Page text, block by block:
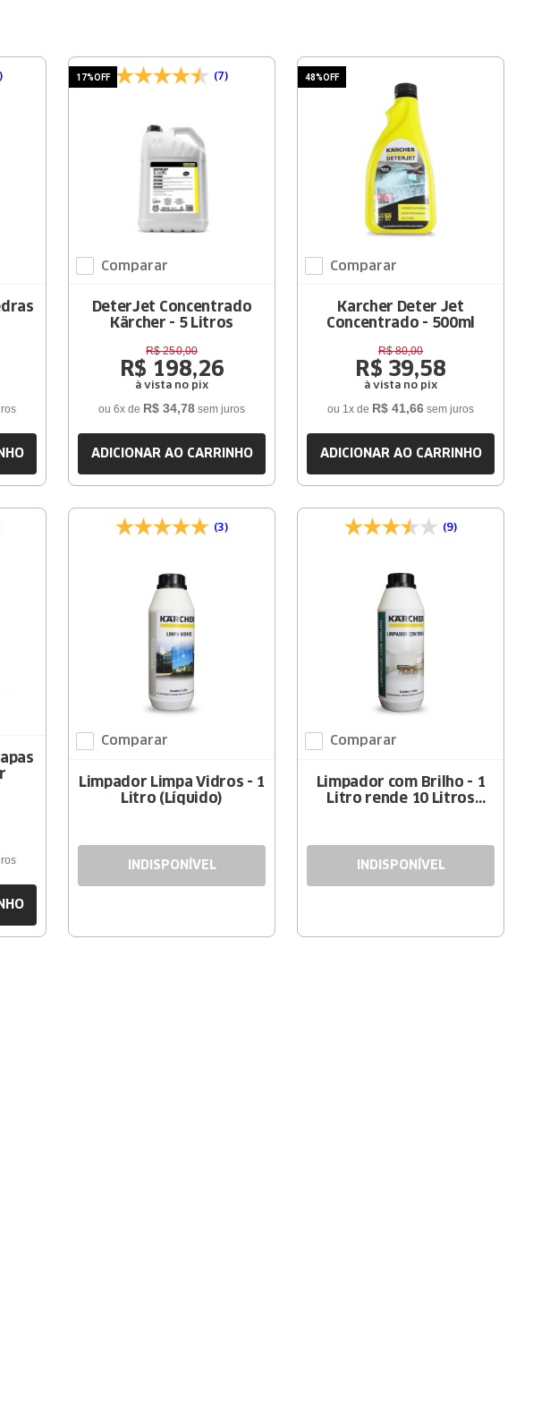
(7)
Comparar
DeterJet Concentrado
Kärcher - 5 Litros
17%OFF
R$ 250,00
R$ 198,26
à vista no pix
ou 6x de R$ 34,78sem juros
ADICIONAR AO CARRINHO
Comparar
Karcher Deter Jet
Concentrado - 500ml
48%OFF
R$ 80,00
R$ 39,58
à vista no pix
ou 1x de R$ 41,66sem juros
ADICIONAR AO CARRINHO
(3)
Comparar
Limpador Limpa Vidros - 1
Litro (Líquido)
INDISPONÍVEL
(9)
Comparar
Limpador com Brilho - 1
Litro rende 10 Litros
INDISPONÍVEL